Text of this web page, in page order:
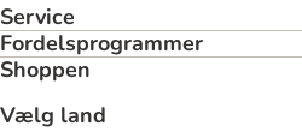
Service
Fordelsprogrammer
Shoppen
Vælg land